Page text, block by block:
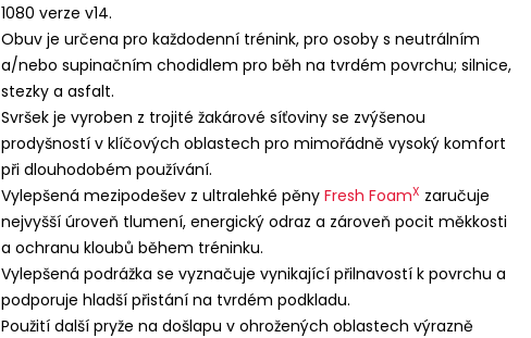
1080 verze v14.
Obuv je určena pro každodenní trénink, pro osoby s neutrálním
a/nebo supinačním chodidlem pro běh na tvrdém povrchu; silnice,
stezky a asfalt.
Svršek je vyroben z trojité žakárové síťoviny se zvýšenou
prodyšností v klíčových oblastech pro mimořádně vysoký komfort
při dlouhodobém používání.
Vylepšená mezipodešev z ultralehké pěny Fresh FoamX zaručuje
nejvyšší úroveň tlumení, energický odraz a zároveň pocit měkkosti
a ochranu kloubů během tréninku.
Vylepšená podrážka se vyznačuje vynikající přilnavostí k povrchu a
podporuje hladší přistání na tvrdém podkladu.
Použití další pryže na došlapu v ohrožených oblastech výrazně